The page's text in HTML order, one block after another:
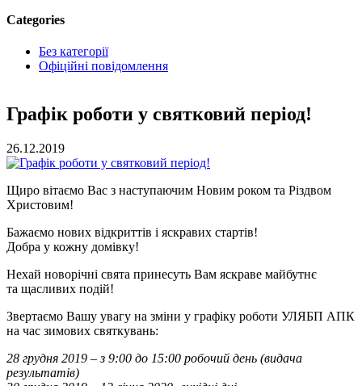
Categories
Без категорії
Офіційні повідомлення
Графік роботи у святковий період!
26.12.2019
Щиро вітаємо Вас з наступаючим Новим роком та Різдвом
Христовим!
Бажаємо нових відкриттів і яскравих стартів!
Добра у кожну домівку!
Нехай новорічні свята принесуть Вам яскраве майбутнє
та щасливих подій!
Звертаємо Вашу увагу на зміни у графіку роботи УЛЯБП АПК
на час зимових святкувань:
28 грудня 2019 – з 9:00 до 15:00 робочий день (видача
результатів)